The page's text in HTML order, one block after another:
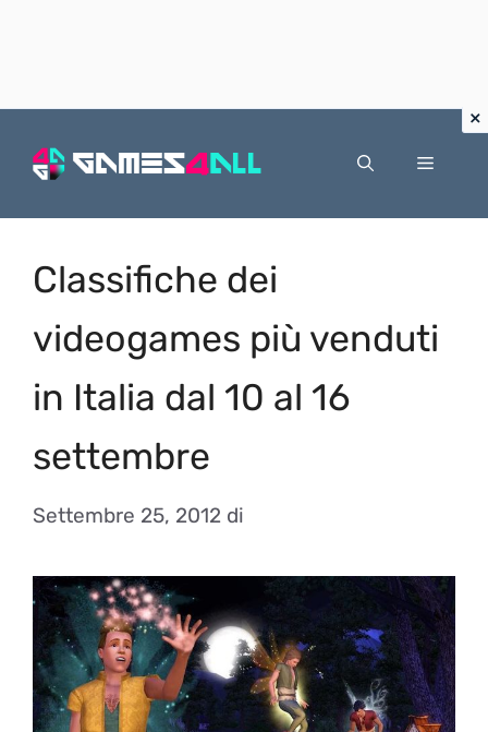
Menu
Classifiche dei
videogames più venduti
in Italia dal 10 al 16
settembre
Settembre 25, 2012 di